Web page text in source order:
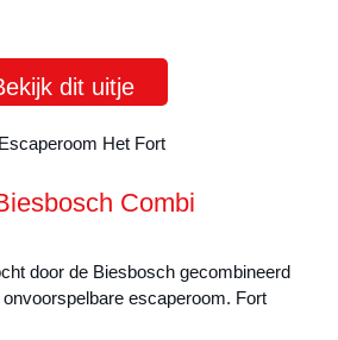
dit uitje
Combi
door de Biesbosch gecombineerd
escaperoom. Fort